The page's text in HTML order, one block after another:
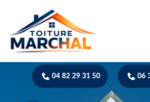
04 82 29 31 50 06